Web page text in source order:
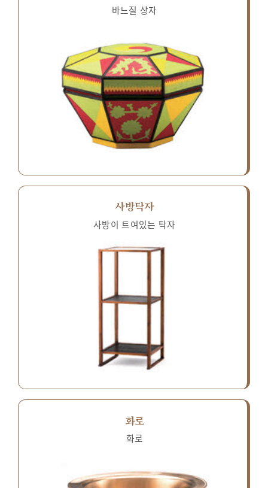
바느질 상자
사방탁자
사방이 트여있는 탁자
화로
화로